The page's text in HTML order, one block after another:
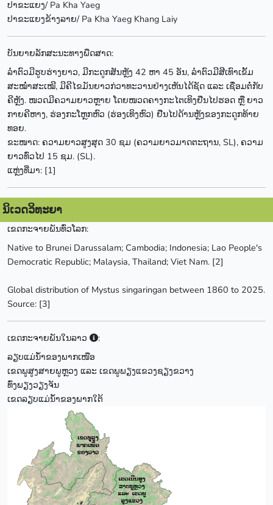
ປາຂະແຍງ/ Pa Kha Yaeg
ປາຂະແຍງຂ້າງລາຍ/ Pa Kha Yaeg Khang Laiy
ບັນຍາຍລັກສະນະທາງພືດສາດ:
ລຳຕົວມີຮູບຮ່າງຍາວ, ມີກະດູກສັນຫຼັງ 42 ຫາ 45 ອັນ, ລຳຕົວມີສີເທົາເຂັ້ມ
ສະໝໍ່າສະເໝີ, ມີຄີໄຂມັນຍາວກ່ວາທະວານຢ່າງເຫັນໄດ້ຊັດ ແລະ ເຊື່ອມຕໍ່ກັບ
ຄີຫຼັງ. ໜວດມີຄວາມຍາວຫຼາຍ ໂດຍໜວດຄາງກະໄຕເທິງຢືນໄປຮອດ ຫຼື ຍາວ
ກາຍຄີຫາງ, ຮ່ອງກະໂຫຼກຫົວ (ຮ່ອງເທິງຫົວ) ຢືນໄປດ້ານຫຼັງຂອງກະດູກທ້າຍ
ທອຍ.
ຂະໜາດ: ຄວາມຍາວສູງສຸດ 30 ຊມ (ຄວາມຍາວມາດຕະຖານ, SL), ຄວາມ
ຍາວທົ່ວໄປ 15 ຊມ. (SL).
ແຫຼ່ງທີ່ມາ: [1]
ນິເວດວິທະຍາ
ເຂດກະຈາຍພັນທົ່ວໂລກ:
Native to Brunei Darussalam; Cambodia; Indonesia; Lao People's
Democratic Republic; Malaysia, Thailand; Viet Nam. [2]
Global distribution of Mystus singaringan between 1860 to 2025.
Source: [3]
ເຂດກະຈາຍພັນໃນລາວ
:
ລຽບແມ່ນ້ຳຂອງພາກເໜືອ
ເຂດພູສູງສາຍພູຫຼວງ ແລະ ເຂດພູພຽງແຂວງຊຽງຂວາງ
ທົ່ງພຽງວຽງຈັນ
ເຂດລຽບແມ່ນ້ຳຂອງພາກໃຕ້